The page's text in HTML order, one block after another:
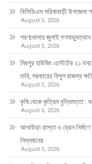
বিসিডিএস সরিষাবাড়ী
August 5, 2026
শরণখোলায় জুলাই গণঅভ্যুত্থান
August 5, 2026
মিরপুর হাউজিং এস্টেটের ২১
দাবি, সরকারের বিপুল রাজস্ব
August 5, 2026
কৃষি থেকে কৃত্রিম বুদ্ধিমত্তা :
August 5, 2026
আখাউড়া রাস্তা ও ড্রেন
নিম্নমানের
August 5, 2026